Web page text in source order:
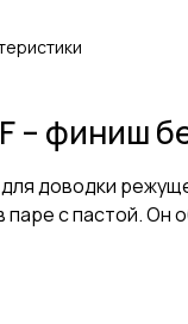
– финиш
доводки
с пастой. Он